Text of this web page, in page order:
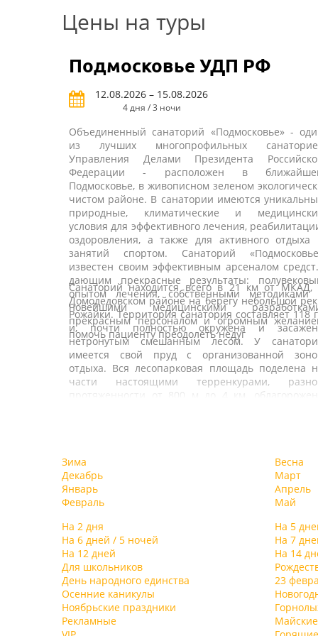
Цены на туры
Подмосковье УДП РФ
12.08.2026 – 15.08.2026
4 дня / 3 ночи
Объединенный санаторий «Подмосковье» -
из лучших многопрофильных
Управления Делами Президента
Федерации - расположен в
Подмосковье, в живописном зеленом
чистом районе. В санатории имеются
природные, климатические и
условия для эффективного лечения,
оздоровления, а также для активного отдыха
занятий спортом. Санаторий
известен своим эффективным арсеналом
дающим прекрасные результаты:
опытом лечения, собственными методиками
новейшими медицинскими
прекрасным персоналом и огромным
помочь пациенту преодолеть недуг
Санаторий находится всего в 21 км от МКАД,
Домодедовском районе на берегу небольшой
Рожайки. Территория санатория составляет 118
и, почти полностью окружена и
нетронутым смешанным лесом. У
имеется свой пруд с организованной
отдыха. Вся лесопарковая площадь поделена
части настоящими терренкурами,
протяженности от 800 м до 4 км, облагорожена
собственная скважина с минеральной водой,
схожей по своим качествам и составу с водой
Мертвого моря.
Первый 7-этажный корпус, постройки 1976 г.,
рассчитан на 300 человек. Корпус «люкс» – 2-
этажное здание в классическом стиле дворцовой
усадьбы ХIХ века. Просторные холлы, зимние сады,
оригинальные картинные галереи,
комфортабельные номера со всеми
располагают к приятному отдыху и
восстановлению сил и здоровья. Для
уединенного и спокойного отдыха
комфортабельные коттеджи,
отдельно, в лесу.
Для отдыхающих санатория организовано
разовое питание: в большом корпусе по
«шведского стола», в маленьком корпусе –
Зима
Декабрь
Январь
Февраль
Весна
Март
Апрель
Май
На 2 дня
На 5
На 6 дней / 5 ночей
На 7
На 12 дней
На 14
Для школьников
День народного единства
23
Осенние каникулы
Ноябрьские праздники
Рекламные